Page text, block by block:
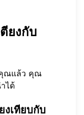
ยงกับ
ณแล้ว คุณ
ได้
งเทียบกับ